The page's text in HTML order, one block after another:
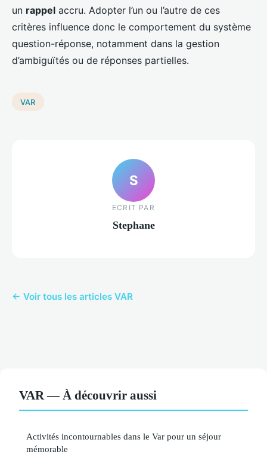
un rappel accru. Adopter l’un ou l’autre de ces
critères influence donc le comportement du système
question-réponse, notamment dans la gestion
d’ambiguïtés ou de réponses partielles.
VAR
S
ECRIT PAR
Stephane
← Voir tous les articles VAR
VAR — À découvrir aussi
Activités incontournables dans le Var pour un séjour
mémorable